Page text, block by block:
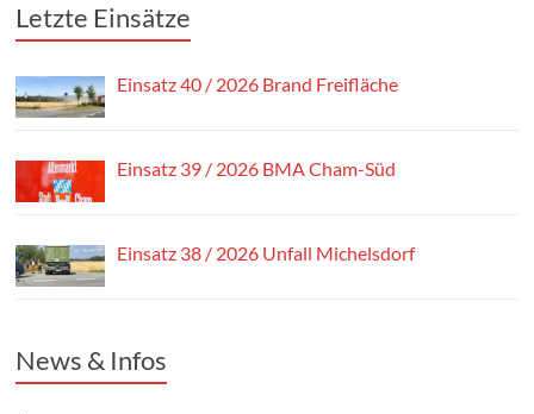
Letzte Einsätze
Einsatz 40 / 2026 Brand Freifläche
Einsatz 39 / 2026 BMA Cham-Süd
Einsatz 38 / 2026 Unfall Michelsdorf
News & Infos